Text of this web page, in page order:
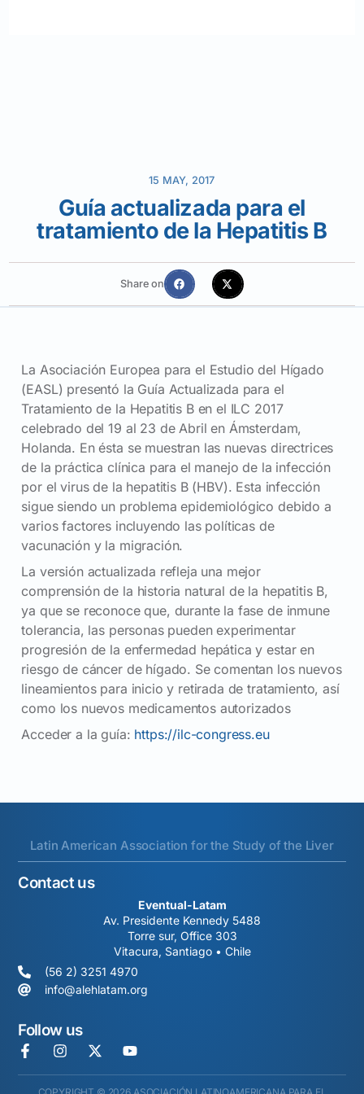
15 MAY, 2017
Guía actualizada para el
tratamiento de la Hepatitis B
Share on
La Asociación Europea para el Estudio del Hígado
(EASL) presentó la Guía Actualizada para el
Tratamiento de la Hepatitis B en el ILC 2017
celebrado del 19 al 23 de Abril en Ámsterdam,
Holanda. En ésta se muestran las nuevas directrices
de la práctica clínica para el manejo de la infección
por el virus de la hepatitis B (HBV). Esta infección
sigue siendo un problema epidemiológico debido a
varios factores incluyendo las políticas de
vacunación y la migración.
La versión actualizada refleja una mejor
comprensión de la historia natural de la hepatitis B,
ya que se reconoce que, durante la fase de inmune
tolerancia, las personas pueden experimentar
progresión de la enfermedad hepática y estar en
riesgo de cáncer de hígado. Se comentan los nuevos
lineamientos para inicio y retirada de tratamiento, así
como los nuevos medicamentos autorizados
Acceder a la guía: https://ilc-congress.eu
Latin American Association for the Study of the Liver
Contact us
Eventual-Latam
Av. Presidente Kennedy 5488
Torre sur, Office 303
Vitacura, Santiago • Chile
(56 2) 3251 4970
info@alehlatam.org
Follow us